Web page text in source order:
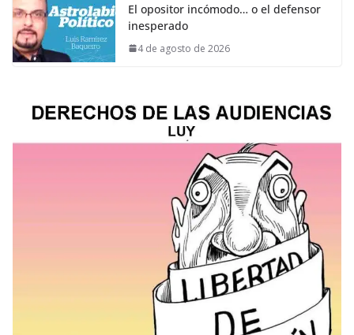
El opositor incómodo… o el defensor
inesperado
4 de agosto de 2026